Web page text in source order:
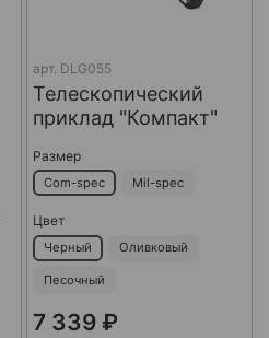
арт. DLG055
Телескопический
приклад "Компакт"
Размер
Com-spec Mil-spec
Цвет
Черный Оливковый
Песочный
7 339 ₽